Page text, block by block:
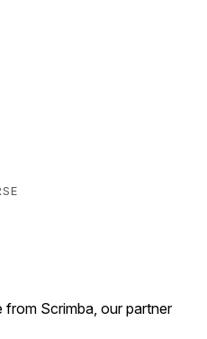
Scrimba, our partner